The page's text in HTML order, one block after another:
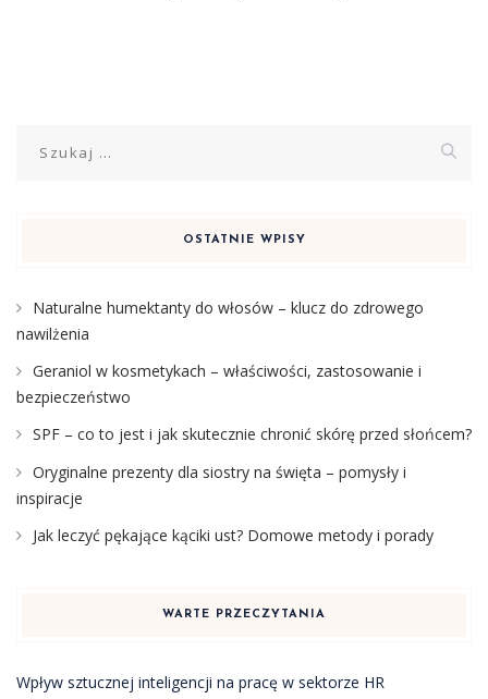
OSTATNIE WPISY
Naturalne humektanty do włosów – klucz do zdrowego
nawilżenia
Geraniol w kosmetykach – właściwości, zastosowanie i
bezpieczeństwo
SPF – co to jest i jak skutecznie chronić skórę przed słońcem?
Oryginalne prezenty dla siostry na święta – pomysły i
inspiracje
Jak leczyć pękające kąciki ust? Domowe metody i porady
WARTE PRZECZYTANIA
Wpływ sztucznej inteligencji na pracę w sektorze HR